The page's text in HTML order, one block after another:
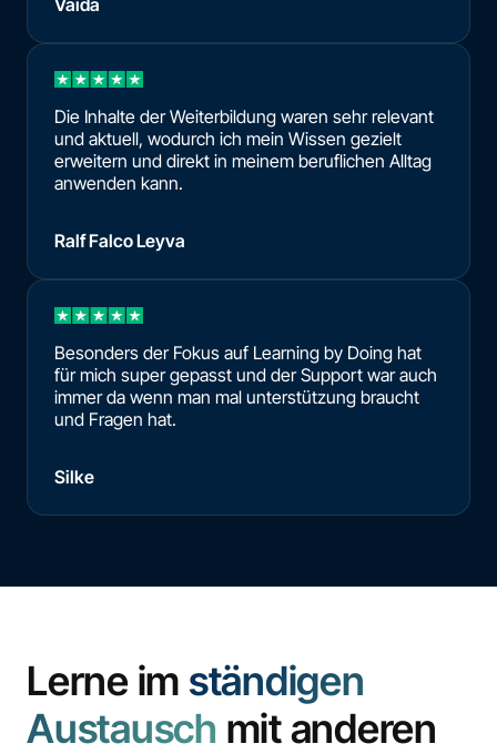
Die Inhalte der Weiterbildung waren sehr relevant
und aktuell, wodurch ich mein Wissen gezielt
erweitern und direkt in meinem beruflichen Alltag
anwenden kann.
Ralf Falco Leyva
Besonders der Fokus auf Learning by Doing hat
für mich super gepasst und der Support war auch
immer da wenn man mal unterstützung braucht
und Fragen hat.
Silke
Lerne im ständigen
Austausch mit anderen